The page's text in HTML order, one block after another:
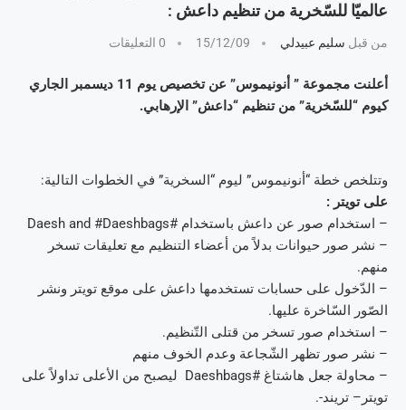
عالميّا للسّخرية من تنظيم داعش :
من قبل سليم عبيدلي 15/12/09 0 التعليقات
أعلنت مجموعة ” أنونيموس” عن تخصيص يوم 11 ديسمبر الجاري
كيوم “للسّخرية” من تنظيم “داعش” الإرهابي.
وتتلخص خطة “أنونيموس” ليوم “السخرية” في الخطوات التالية:
على تويتر :
– استخدام صور عن داعش باستخدام #Daesh and #Daeshbags
– نشر صور حيوانات بدلاً من أعضاء التنظيم مع تعليقات تسخر
منهم.
– الدّخول على حسابات تستخدمها داعش على موقع تويتر ونشر
الصّور السّاخرة عليها.
– استخدام صور تسخر من قتلى التّنظيم.
– نشر صور تظهر الشّجاعة وعدم الخوف منهم
– محاولة جعل هاشتاغ #Daeshbags ليصبح من الأعلى تداولاً على
تويتر– تريند-.